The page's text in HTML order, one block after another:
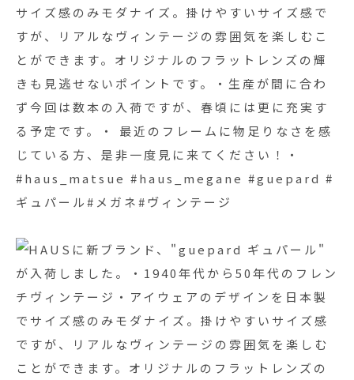
サイズ感のみモダナイズ。掛けやすいサイズ感で
すが、リアルなヴィンテージの雰囲気を楽しむこ
とができます。オリジナルのフラットレンズの輝
きも見逃せないポイントです。・生産が間に合わ
ず今回は数本の入荷ですが、春頃には更に充実す
る予定です。・ 最近のフレームに物足りなさを感
じている方、是非一度見に来てください！・
#haus_matsue #haus_megane #guepard #
ギュパール#メガネ#ヴィンテージ